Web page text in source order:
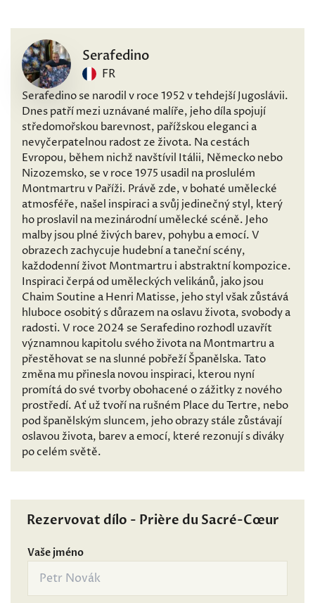
Serafedino
FR
Serafedino se narodil v roce 1952 v tehdejší Jugoslávii.
Dnes patří mezi uznávané malíře, jeho díla spojují
středomořskou barevnost, pařížskou eleganci a
nevyčerpatelnou radost ze života. Na cestách
Evropou, během nichž navštívil Itálii, Německo nebo
Nizozemsko, se v roce 1975 usadil na proslulém
Montmartru v Paříži. Právě zde, v bohaté umělecké
atmosféře, našel inspiraci a svůj jedinečný styl, který
ho proslavil na mezinárodní umělecké scéně. Jeho
malby jsou plné živých barev, pohybu a emocí. V
obrazech zachycuje hudební a taneční scény,
každodenní život Montmartru i abstraktní kompozice.
Inspiraci čerpá od uměleckých velikánů, jako jsou
Chaim Soutine a Henri Matisse, jeho styl však zůstává
hluboce osobitý s důrazem na oslavu života, svobody a
radosti. V roce 2024 se Serafedino rozhodl uzavřít
významnou kapitolu svého života na Montmartru a
přestěhovat se na slunné pobřeží Španělska. Tato
změna mu přinesla novou inspiraci, kterou nyní
promítá do své tvorby obohacené o zážitky z nového
prostředí. Ať už tvoří na rušném Place du Tertre, nebo
pod španělským sluncem, jeho obrazy stále zůstávají
oslavou života, barev a emocí, které rezonují s diváky
po celém světě.
Rezervovat dílo - Prière du Sacré-Cœur
Vaše jméno